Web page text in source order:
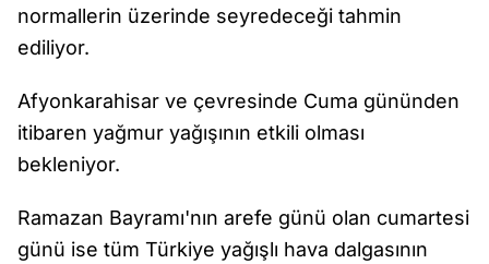
normallerin üzerinde seyredeceği tahmin
ediliyor.
Afyonkarahisar ve çevresinde Cuma gününden
itibaren yağmur yağışının etkili olması
bekleniyor.
Ramazan Bayramı'nın arefe günü olan cumartesi
günü ise tüm Türkiye yağışlı hava dalgasının